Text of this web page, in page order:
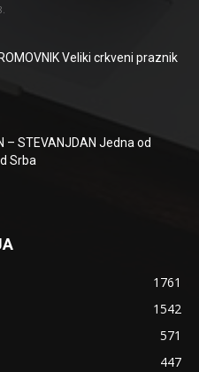
Veliki crkveni praznik
– STEVANJDAN Jedna od
Srba
1761
1542
571
447